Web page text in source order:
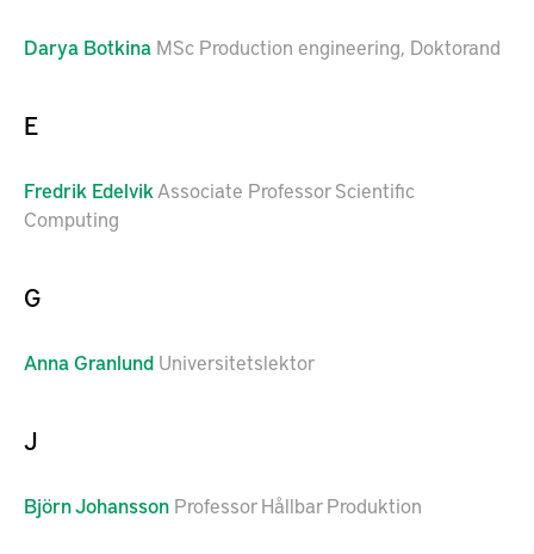
Darya Botkina MSc Production engineering, Doktorand
E
Fredrik EdelvikAssociate Professor Scientific
Computing
G
AnnaGranlund Universitetslektor
J
BjörnJohansson Professor Hållbar Produktion